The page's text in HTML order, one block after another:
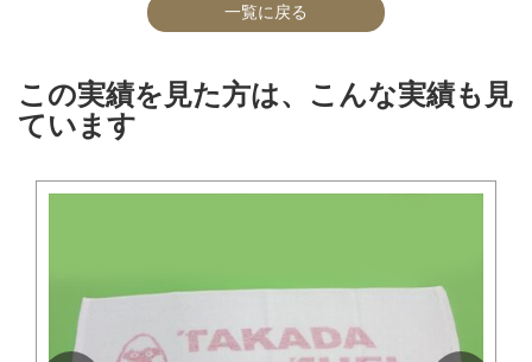
一覧に戻る
この実績を見た方は、こんな実績も見
ています